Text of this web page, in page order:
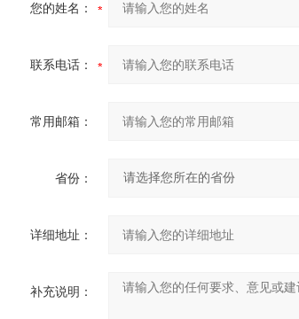
您的姓名：
联系电话：
常用邮箱：
省份：
详细地址：
补充说明：